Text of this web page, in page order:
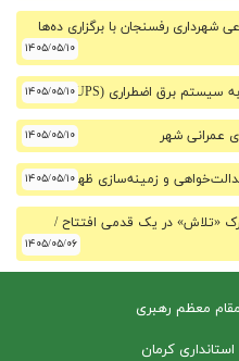
شهرداری رفسنجان با برگزاری ده‌ها
۱۴۰۵/۰۵/۱۰
۱۴۰۵/۰۵/۱۰
عمرانی شهر ۱۴۰۵/۰۵/۱۰
و زمینه‌سازی ظهور۱۴۰۵/۰۵/۱۰
«تلاش» در یک قدمی افتتاح /
۱۴۰۵/۰۵/۰۶
مقام معظم رهبری
کرمان